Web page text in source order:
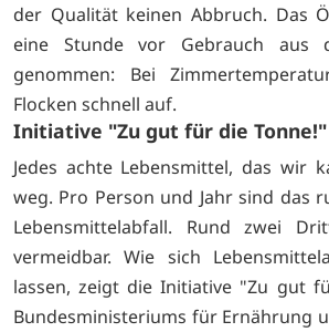
der Qualität keinen Abbruch. Das
eine Stunde vor Gebrauch aus
genommen: Bei
Flocken schnell auf.
Initiative "Zu gut für die Tonne!"
Jedes achte Lebensmittel, das wir
weg. Pro Person und Jahr sind das
Lebensmittelabfall. Rund zwei
vermeidbar. Wie sich
lassen, zeigt die Initiative "Zu gut
Bundesministeriums für Ernährung